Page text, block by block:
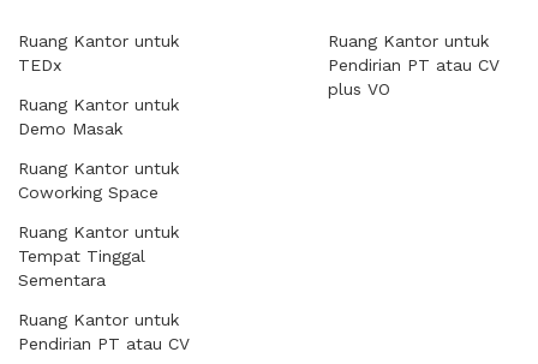
Ruang Kantor untuk
TEDx
Ruang Kantor untuk
Demo Masak
Ruang Kantor untuk
Coworking Space
Ruang Kantor untuk
Tempat Tinggal
Sementara
Ruang Kantor untuk
Pendirian PT atau CV
Ruang Kantor untuk
Pendirian PT atau CV
plus VO